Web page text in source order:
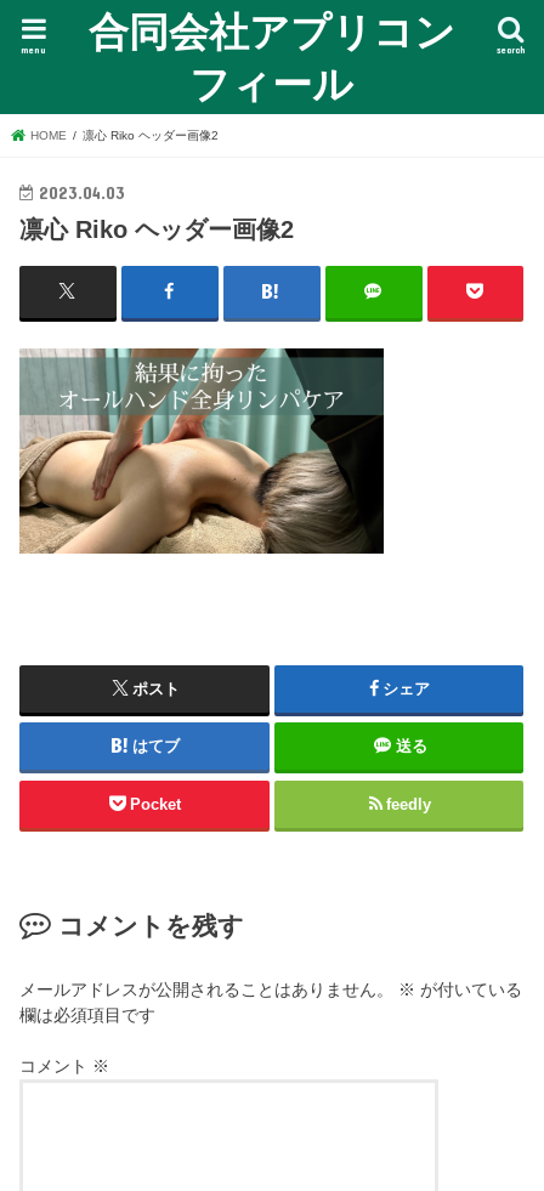
合同会社アプリコン
フィール
search
menu
HOME 凛心 Riko ヘッダー画像2
2023.04.03
凛心 Riko ヘッダー画像2
ポスト シェア
はてブ 送る
Pocket feedly
コメントを残す
メールアドレスが公開されることはありません。 ※ が付いている
欄は必須項目です
コメント ※